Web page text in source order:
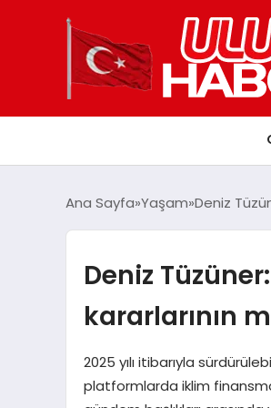
Ana Sayfa Yaşam Deniz
Deniz
kararlarının
2025 yılı itibarıyla
platformlarda iklim